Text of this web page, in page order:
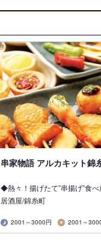
串家物語 アルカキット錦
◆熱々！揚げたて”串揚げ”食
居酒屋/錦糸町
2001～3000円 2001～